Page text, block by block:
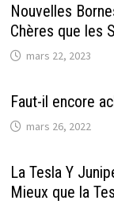
Nouvelles
Chères que les
mars 22, 2023
Faut-il encore
mars 26, 2022
La Tesla Y
Mieux que la